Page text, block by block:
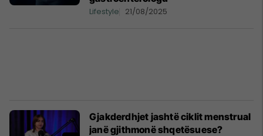
Lifestyle 21/08/2025
Gjakderdhjet jashtë ciklit menstrual
janë gjithmonë shqetësuese?